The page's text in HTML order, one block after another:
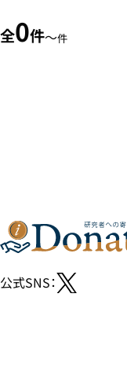
全0件〜件
公式SNS：